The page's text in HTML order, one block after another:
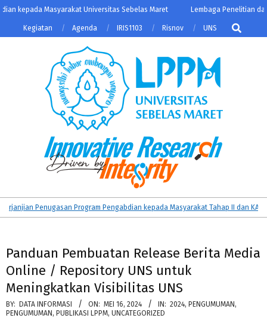
Skip
content
kepada Masyarakat Universitas Sebelas Maret Lembaga Penelitian dan
Kegiatan Agenda IRIS1103 Risnov UNS
Search
LPPM
UNS
Primary
Navigation
Penugasan Program Pengabdian kepada Masyarakat Tahap II dan
Panduan Pembuatan Release Berita Media
Online / Repository UNS untuk
Meningkatkan Visibilitas UNS
BY: DATA INFORMASI ON: MEI 16, 2024 IN: 2024, PENGUMUMAN ,
PENGUMUMAN , PUBLIKASI LPPM, UNCATEGORIZED